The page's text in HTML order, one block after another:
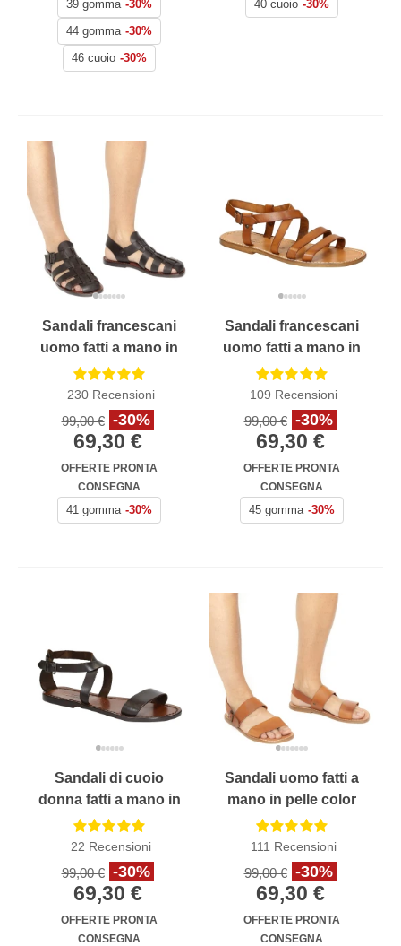
39 gomma -30%
44 gomma -30%
46 cuoio -30%
40 cuoio -30%
Sandali francescani
uomo fatti a mano in
pelle color testa di
moro
230 Recensioni
99,00 € -30%
69,30 €
OFFERTE PRONTA
CONSEGNA
41 gomma -30%
Sandali francescani
uomo fatti a mano in
pelle color cuoio
antico
109 Recensioni
99,00 € -30%
69,30 €
OFFERTE PRONTA
CONSEGNA
45 gomma -30%
Sandali di cuoio
donna fatti a mano in
pelle colore testa di
moro
22 Recensioni
99,00 € -30%
69,30 €
OFFERTE PRONTA
CONSEGNA
Sandali uomo fatti a
mano in pelle color
cuoio antico
111 Recensioni
99,00 € -30%
69,30 €
OFFERTE PRONTA
CONSEGNA